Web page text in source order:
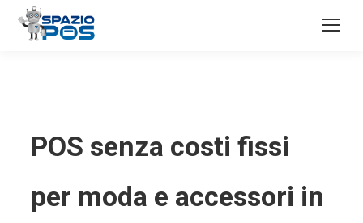
POS senza costi fissi
per moda e accessori in